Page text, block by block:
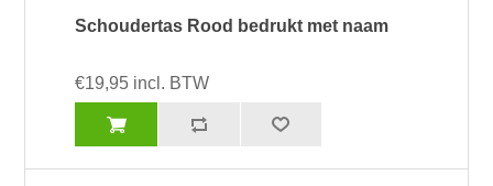
Schoudertas Rood bedrukt met naam
€19,95 incl. BTW